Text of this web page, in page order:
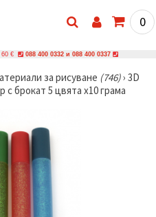
0
60 € 088 400 0332 и 088 400 0337
за рисуване (746)› 3D
с брокат 5 цвята x10 грама